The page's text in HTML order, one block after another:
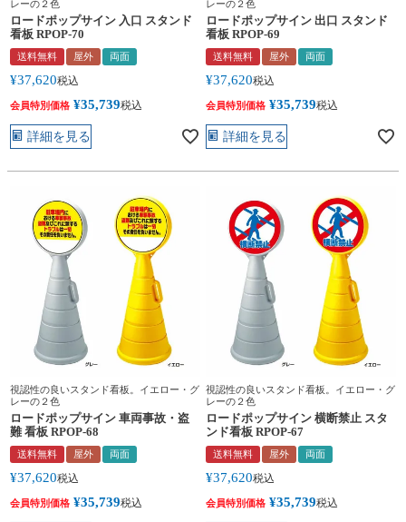
レーの２色
ロードポップサイン 入口 スタンド
看板 RPOP-70
送料無料 屋外 両面
¥37,620税込
会員特別価格 ¥35,739税込
詳細を見る
レーの２色
ロードポップサイン 出口 スタンド
看板 RPOP-69
送料無料 屋外 両面
¥37,620税込
会員特別価格 ¥35,739税込
詳細を見る
視認性の良いスタンド看板。イエロー・グ
レーの２色
ロードポップサイン 車両事故・盗
難 看板 RPOP-68
送料無料 屋外 両面
¥37,620税込
会員特別価格 ¥35,739税込
視認性の良いスタンド看板。イエロー・グ
レーの２色
ロードポップサイン 横断禁止 スタ
ンド看板 RPOP-67
送料無料 屋外 両面
¥37,620税込
会員特別価格 ¥35,739税込